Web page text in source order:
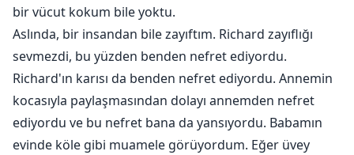
bir vücut kokum bile yoktu.
Aslında, bir insandan bile zayıftım. Richard zayıflığı
sevmezdi, bu yüzden benden nefret ediyordu.
Richard'ın karısı da benden nefret ediyordu. Annemin
kocasıyla paylaşmasından dolayı annemden nefret
ediyordu ve bu nefret bana da yansıyordu. Babamın
evinde köle gibi muamele görüyordum. Eğer üvey